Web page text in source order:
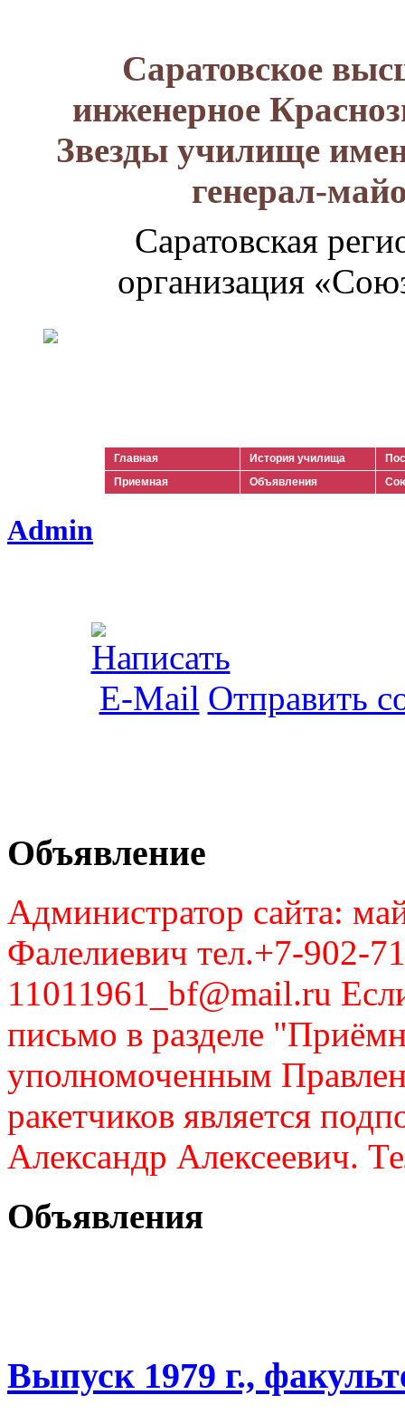
Саратовское
инженерное
Звезды училище
генерал-
Саратовская
организация
Главная История училища
Приемная
Объявления
Admin
Отправить
Объявление
Администратор сайта:
Фалелиевич тел.+7-902-
11011961_bf@mail.ru
письмо в разделе
уполномоченным
ракетчиков является
Александр Алексеевич.
Объявления
Выпуск 1979 г.,